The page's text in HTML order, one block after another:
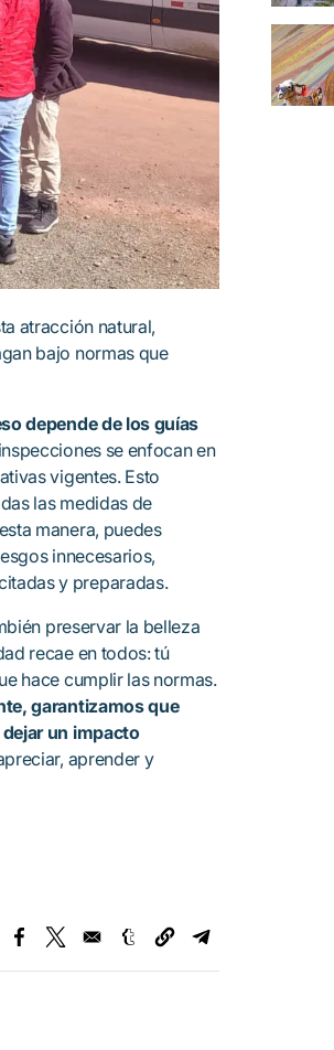
atracción natural,
bajo normas que
depende de los guías
se enfocan en
vigentes. Esto
las medidas de
manera, puedes
innecesarios,
y preparadas.
preservar la belleza
recae en todos: tú
hace cumplir las normas.
garantizamos que
un impacto
aprender y
Opens in a new window
Opens in a new window
Opens in a new window
Opens in a